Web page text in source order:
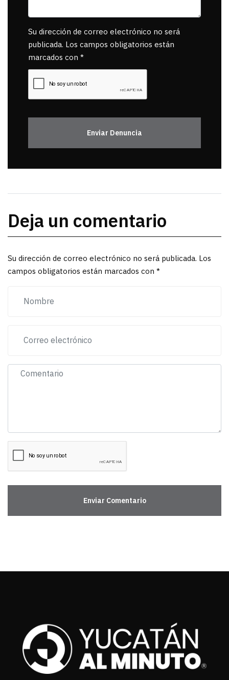
Su dirección de correo electrónico no será
publicada. Los campos obligatorios están
marcados con *
Enviar Denuncia
Deja un comentario
Su dirección de correo electrónico no será publicada. Los
campos obligatorios están marcados con *
Enviar Comentario